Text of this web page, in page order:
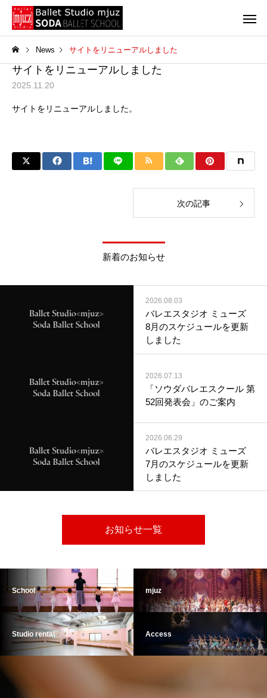
News サイトをリニューアルしました
サイトをリニューアルしました
2025.11.20
サイトをリニューアルしました。
次の記事
新着のお知らせ
2026.08.03
バレエスタジオ ミューズ
8月のスケジュールを更新
しました
2026.07.13
「ソウダバレエスクール 第
52回発表会」のご案内
2026.06.29
バレエスタジオ ミューズ
7月のスケジュールを更新
しました
お知らせ一覧
School mjuz
Studio rental Access